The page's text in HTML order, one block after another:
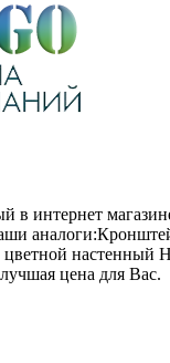
в интернет
настенный
цена для Вас.